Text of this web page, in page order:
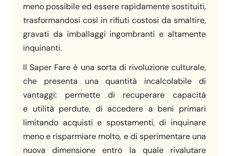
meno possibile ed essere rapidamente sostituiti,
trasformandosi così in rifiuti costosi da smaltire,
gravati da imballaggi ingombranti e altamente
inquinanti.
Il Saper Fare è una sorta di rivoluzione culturale,
che presenta una quantità incalcolabile di
vantaggi: permette di recuperare capacità
e utilità perdute, di accedere a beni primari
limitando acquisti e spostamenti, di inquinare
meno e risparmiare molto, e di sperimentare una
nuova dimensione entro la quale rivalutare